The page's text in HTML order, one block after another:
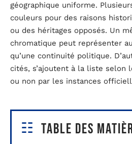
géographique uniforme.
couleurs pour des raisons
ou des héritages opposés. Un
chromatique peut représenter
qu’une continuité politique.
cités, s’ajoutent à la liste selon
ou non par les instances
Table des